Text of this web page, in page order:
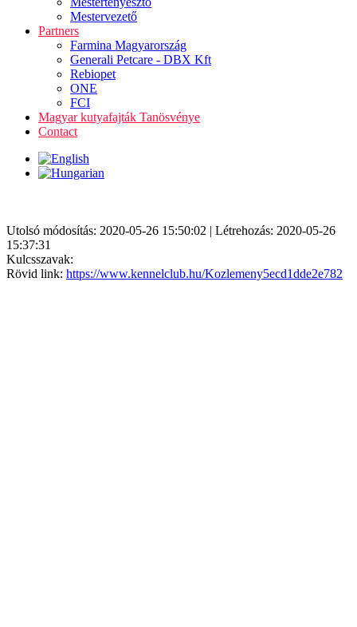
Mestervezető
Partners
Farmina Magyarország
Generali Petcare - DBX Kft
Rebiopet
ONE
FCI
Magyar kutyafajták Tanösvénye
Contact
Utolsó módosítás: 2020-05-26 15:50:02 | Létrehozás: 2020-05-26
15:37:31
Kulcsszavak:
Rövid link: https://www.kennelclub.hu/Kozlemeny5ecd1dde2e782